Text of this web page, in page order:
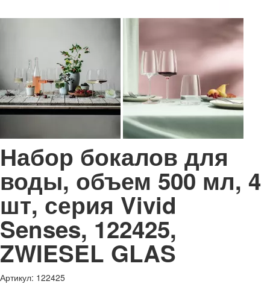
Набор бокалов для
воды, объем 500 мл, 4
шт, серия Vivid
Senses, 122425,
ZWIESEL GLAS
Артикул: 122425